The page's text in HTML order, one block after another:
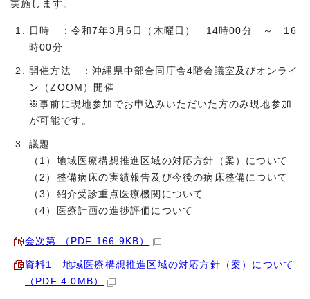
実施します。
日時 ：令和7年3月6日（木曜日） 14時00分 ～ 16
時00分
開催方法 ：沖縄県中部合同庁舎4階会議室及びオンライ
ン（ZOOM）開催
※事前に現地参加でお申込みいただいた方のみ現地参加
が可能です。
議題
（1）地域医療構想推進区域の対応方針（案）について
（2）整備病床の実績報告及び今後の病床整備について
（3）紹介受診重点医療機関について
（4）医療計画の進捗評価について
会次第 （PDF 166.9KB）
資料1 地域医療構想推進区域の対応方針（案）について
（PDF 4.0MB）